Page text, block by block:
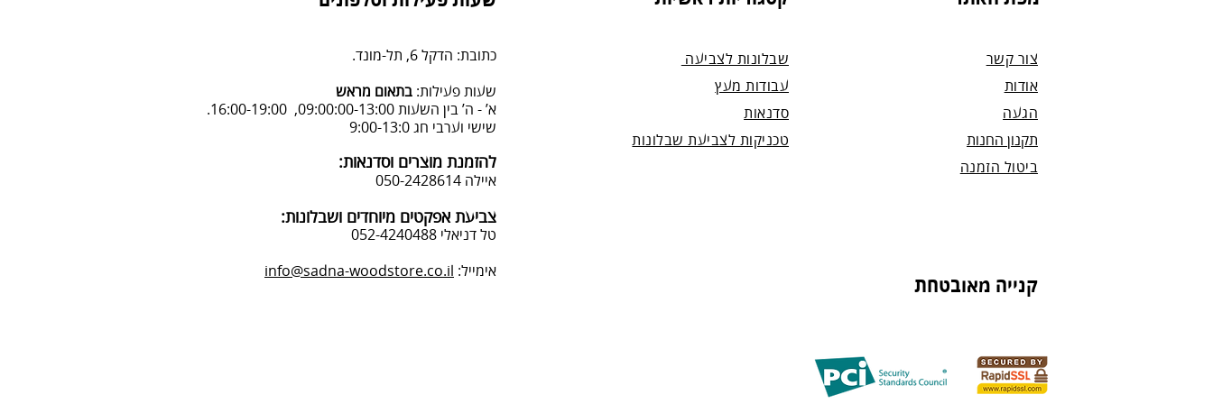
נחזור אליך להמשך תהליך ביטול ההזמנה.
כתובת: הדקל 6, תל-מונד.
שעות פעילות: בתאום מראש
א’ - ה’ בין השעות 09:00:00-13:00, 16:00-19:00.
שישי וערבי חג 9:00-13:0
להזמנת מוצרים וסדנאות:
איילה 050-2428614
צביעת אפקטים מיוחדים ושבלונות:
טל דניאלי 052-4240488
אימייל: info@sadna-woodstore.co.il
שבלונות לצביעה
עבודות מעץ
סדנאות
טכניקות לצביעת שבלונות
צור קשר
אודות
הגעה
תקנון החנות
ביטול הזמנה
קנייה מאובטחת